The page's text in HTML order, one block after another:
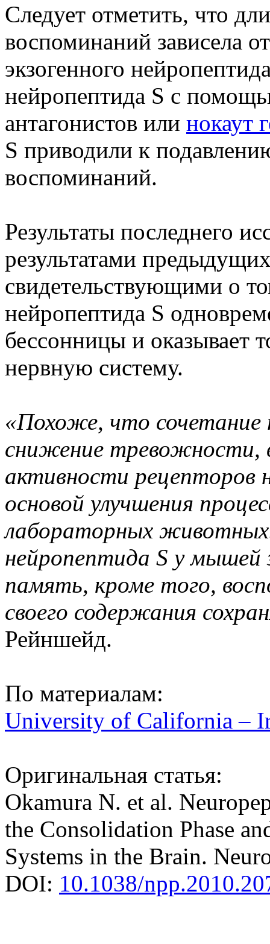
Следует отметить, что
воспоминаний зависела
экзогенного
нейропептида S с
антагонистов или нокаут
S приводили к
воспоминаний.
Результаты последнего
результатами
свидетельствующими о
нейропептида S
бессонницы и оказывает
нервную систему.
«Похоже, что сочетание
снижение тревожности,
активности рецепторов
основой улучшения
лабораторных
нейропептида S у мышей
память, кроме того,
своего содержания
Рейншейд.
По материалам:
University of California –
Оригинальная статья:
Okamura N. et al.
the Consolidation Phase
Systems in the Brain.
DOI: 10.1038/